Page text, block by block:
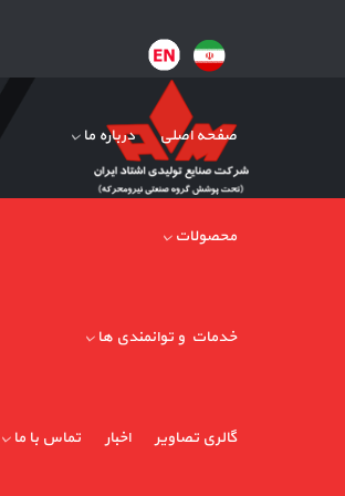
صفحه اصلی درباره ما
محصولات
خدمات و توانمندی ها
گالری تصاویر اخبار تماس با ما